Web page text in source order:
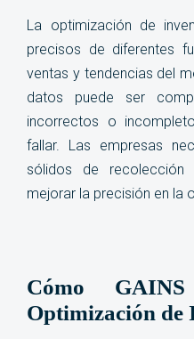
La optimización de
precisos de diferentes
ventas y tendencias del
datos puede ser
incorrectos o
fallar. Las empresas
sólidos de
mejorar la precisión en la
Cómo
Optimización de